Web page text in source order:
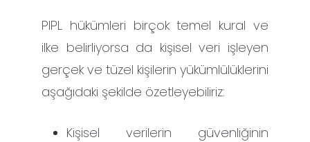
PIPL hükümleri birçok temel kural ve
ilke belirliyorsa da kişisel veri işleyen
gerçek ve tüzel kişilerin yükümlülüklerini
aşağıdaki şekilde özetleyebiliriz:
Kişisel verilerin güvenliğinin